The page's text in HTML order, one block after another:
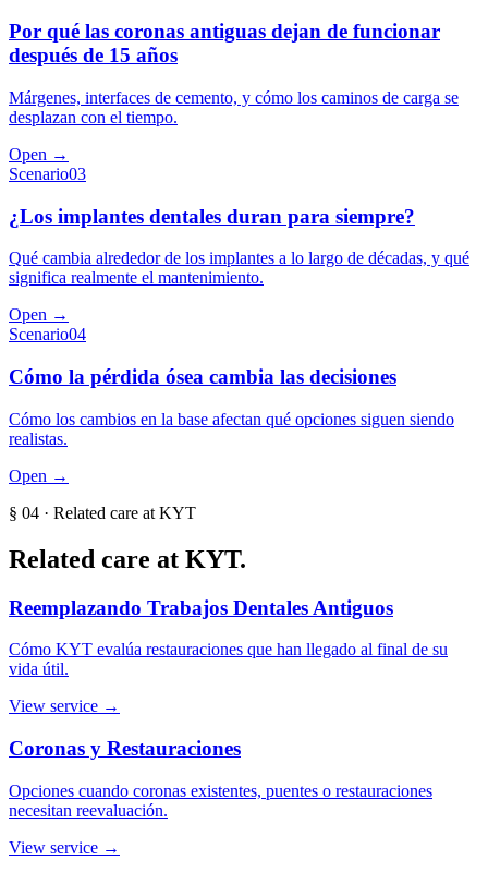
Por qué las coronas antiguas dejan de funcionar
después de 15 años
Márgenes, interfaces de cemento, y cómo los caminos de carga se
desplazan con el tiempo.
Open →
Scenario03
¿Los implantes dentales duran para siempre?
Qué cambia alrededor de los implantes a lo largo de décadas, y qué
significa realmente el mantenimiento.
Open →
Scenario04
Cómo la pérdida ósea cambia las decisiones
Cómo los cambios en la base afectan qué opciones siguen siendo
realistas.
Open →
§ 04 · Related care at KYT
Related care at KYT.
Reemplazando Trabajos Dentales Antiguos
Cómo KYT evalúa restauraciones que han llegado al final de su
vida útil.
View service →
Coronas y Restauraciones
Opciones cuando coronas existentes, puentes o restauraciones
necesitan reevaluación.
View service →